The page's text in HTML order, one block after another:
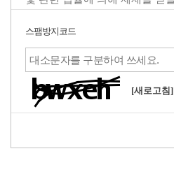
스팸방지코드
[새로고침]